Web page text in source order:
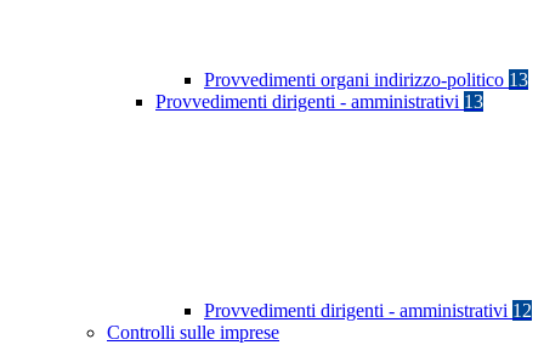
Provvedimenti organi indirizzo-politico 13
Provvedimenti dirigenti - amministrativi 13
Provvedimenti dirigenti - amministrativi 12
Controlli sulle imprese